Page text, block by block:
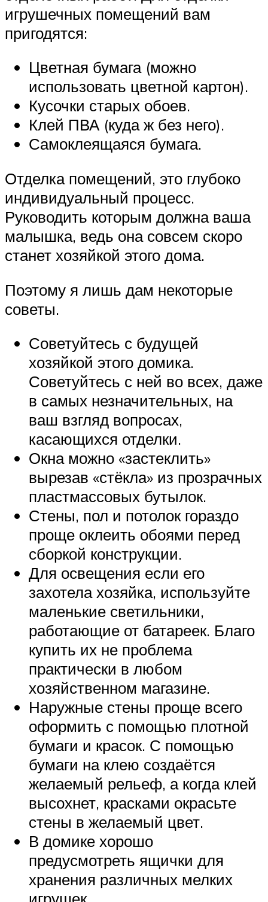
игрушечных помещений вам
пригодятся:
Цветная бумага (можно
использовать цветной картон).
Кусочки старых обоев.
Клей ПВА (куда ж без него).
Самоклеящаяся бумага.
Отделка помещений, это глубоко
индивидуальный процесс.
Руководить которым должна ваша
малышка, ведь она совсем скоро
станет хозяйкой этого дома.
Поэтому я лишь дам некоторые
советы.
Советуйтесь с будущей
хозяйкой этого домика.
Советуйтесь с ней во всех, даже
в самых незначительных, на
ваш взгляд вопросах,
касающихся отделки.
Окна можно «застеклить»
вырезав «стёкла» из прозрачных
пластмассовых бутылок.
Стены, пол и потолок гораздо
проще оклеить обоями перед
сборкой конструкции.
Для освещения если его
захотела хозяйка, используйте
маленькие светильники,
работающие от батареек. Благо
купить их не проблема
практически в любом
хозяйственном магазине.
Наружные стены проще всего
оформить с помощью плотной
бумаги и красок. С помощью
бумаги на клею создаётся
желаемый рельеф, а когда клей
высохнет, красками окрасьте
стены в желаемый цвет.
В домике хорошо
предусмотреть ящички для
хранения различных мелких